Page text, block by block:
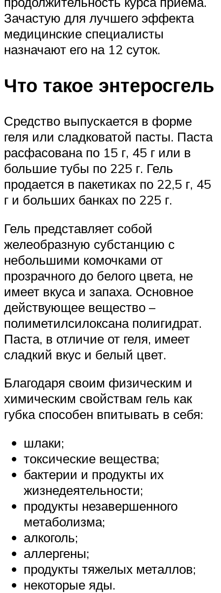
Зачастую для лучшего эффекта
медицинские специалисты
назначают его на 12 суток.
Что такое энтеросгель
Средство выпускается в форме
геля или сладковатой пасты. Паста
расфасована по 15 г, 45 г или в
большие тубы по 225 г. Гель
продается в пакетиках по 22,5 г, 45
г и больших банках по 225 г.
Гель представляет собой
желеобразную субстанцию с
небольшими комочками от
прозрачного до белого цвета, не
имеет вкуса и запаха. Основное
действующее вещество –
полиметилсилоксана полигидрат.
Паста, в отличие от геля, имеет
сладкий вкус и белый цвет.
Благодаря своим физическим и
химическим свойствам гель как
губка способен впитывать в себя:
шлаки;
токсические вещества;
бактерии и продукты их
жизнедеятельности;
продукты незавершенного
метаболизма;
алкоголь;
аллергены;
продукты тяжелых металлов;
некоторые яды.